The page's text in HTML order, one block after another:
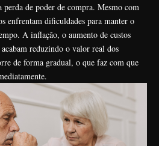
de poder de compra. Mesmo com
enfrentam dificuldades para manter o
A inflação, o aumento de custos
acabam reduzindo o valor real dos
de forma gradual, o que faz com que